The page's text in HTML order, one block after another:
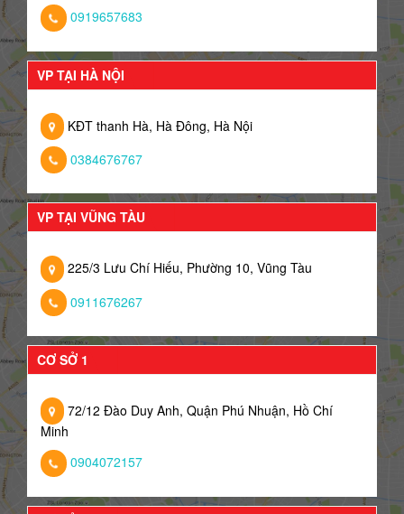
0919657683
VP TẠI HÀ NỘI
KĐT thanh Hà, Hà Đông, Hà Nội
0384676767
VP TẠI VŨNG TÀU
225/3 Lưu Chí Hiếu, Phường 10, Vũng Tàu
0911676267
CƠ SỞ 1
72/12 Đào Duy Anh, Quận Phú Nhuận, Hồ Chí
Minh
0904072157